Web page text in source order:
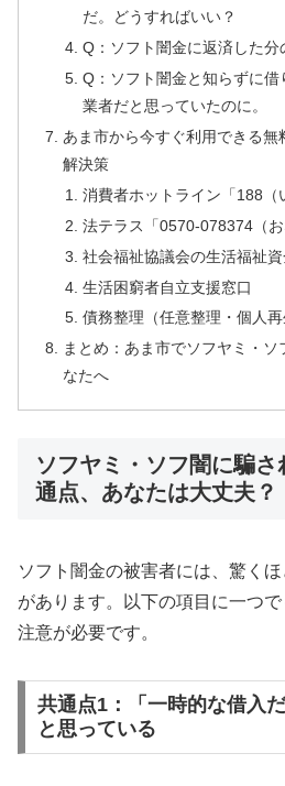
だ。どうすればいい？
Q：ソフト闇金に返済した分
Q：ソフト闇金と知らずに
業者だと思っていたのに。
あま市から今すぐ利用できる無
解決策
消費者ホットライン「188（
法テラス「0570-078374（お
社会福祉協議会の生活福祉
生活困窮者自立支援窓口
債務整理（任意整理・個人再
まとめ：あま市でソフヤミ・ソ
なたへ
ソフヤミ・ソフ闇に騙
通点、あなたは大丈夫？
ソフト闇金の被害者には、驚く
があります。以下の項目に一つ
注意が必要です。
共通点1：「一時的な借入
と思っている